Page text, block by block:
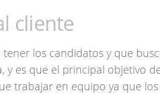
cliente
los candidatos y que
y es que el principal objetivo
trabajar en equipo ya que